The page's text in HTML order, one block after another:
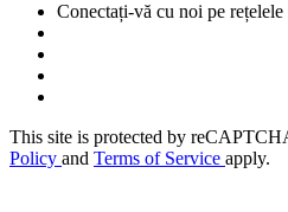
Conectați-vă cu noi pe rețelele
This site is protected by
Policy and Terms of Service apply.